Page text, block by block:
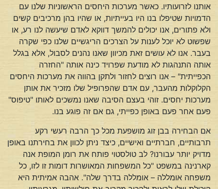
אותנו לזרועותיו. כאשר מערכות היחסים הראשוניות שלנו עם
הדמויות שטיפלו בנו היו בעייתיות, או שהיו בהן מרכיבים קשים
ולא פתורים, אנו יכולים להמשך דווקא לאדם שיעשה לנו רע, או
שפשוט לא יוכל לענות על הצרכים הריגשיים שלנו כפי שקרה
בעבר. אנו לא עושים זאת מכיוון שאנו נהנים לסבול, אלא בגלל
אותה התנהגות לא מודעת שפרויד כינה אותה "החזרה
הכפייתית" – אנו רוצים לחזור ולתקן בהווה את מערכות היחסים
הקלוקלות מהעבר, עם אדם שהפרופיל שלו מזכיר את אותן
מערכות יחסים. זוהי בעצם הסיבה שאנו נמשכים לאותו "טיפוס"
פעם אחר פעם באופן כפייתי, גם אם זה פוגע בנו.
אם הבחירה בבן זוג מושפעת מכל כך הרבה רעשי רקע
תרבותיים, חברתיים ואישיים, כיצד ניתן לכוון את בחירתנו באופן
מדויק יותר עבורנו? לב טולסטוי פותח את רומן המופת אנה
קארנינה במשפט "כל המשפחות המאושרות דומות זו לזו, כל
משפחה אומללה – אומללה בדרך שלה". אהבה אמיתית היא